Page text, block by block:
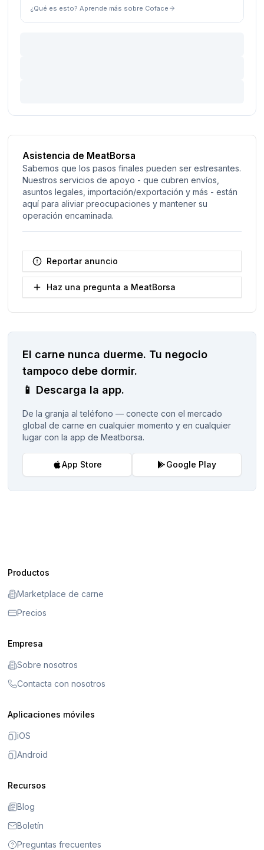
¿Qué es esto? Aprende más sobre Coface
Asistencia de MeatBorsa
Sabemos que los pasos finales pueden ser estresantes.
Nuestros servicios de apoyo - que cubren envíos,
asuntos legales, importación/exportación y más - están
aquí para aliviar preocupaciones y mantener su
operación encaminada.
Reportar anuncio
Haz una pregunta a MeatBorsa
El carne nunca duerme. Tu negocio
tampoco debe dormir.
📱 Descarga la app.
De la granja al teléfono — conecte con el mercado
global de carne en cualquier momento y en cualquier
lugar con la app de Meatborsa.
App Store Google Play
Productos
Marketplace de carne
Precios
Empresa
Sobre nosotros
Contacta con nosotros
Aplicaciones móviles
iOS
Android
Recursos
Blog
Boletín
Preguntas frecuentes